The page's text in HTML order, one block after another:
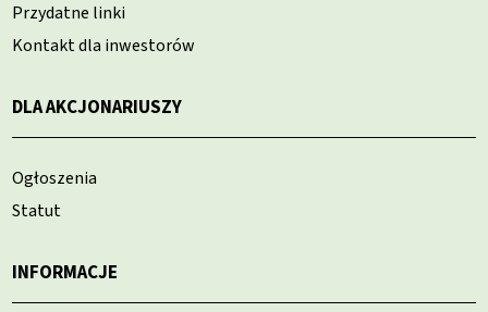
Przydatne linki
Kontakt dla inwestorów
DLA AKCJONARIUSZY
Ogłoszenia
Statut
INFORMACJE